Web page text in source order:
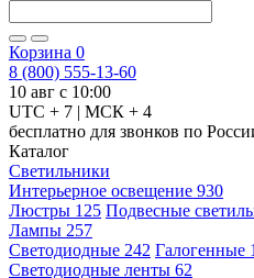
Корзина 0
8 (800) 555-13-60
10 авг с 10:00
UTC + 7 | МСК + 4
бесплатно для звонков по
Каталог
Светильники
Интерьерное освещение 930
Люстры 125 Подвесные
Лампы 257
Светодиодные 242 Галогенные
Светодиодные ленты 62